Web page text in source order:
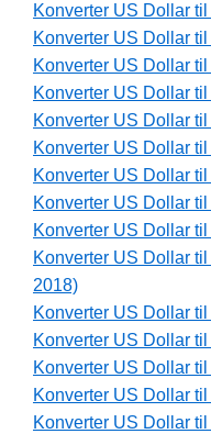
Konverter US Dollar
Konverter US Dollar
Konverter US Dollar til
Konverter US Dollar
Konverter US Dollar
Konverter US Dollar
Konverter US Dollar
Konverter US Dollar
Konverter US Dollar
Konverter US Dollar
2018)
Konverter US Dollar til
Konverter US Dollar
Konverter US Dollar
Konverter US Dollar
Konverter US Dollar